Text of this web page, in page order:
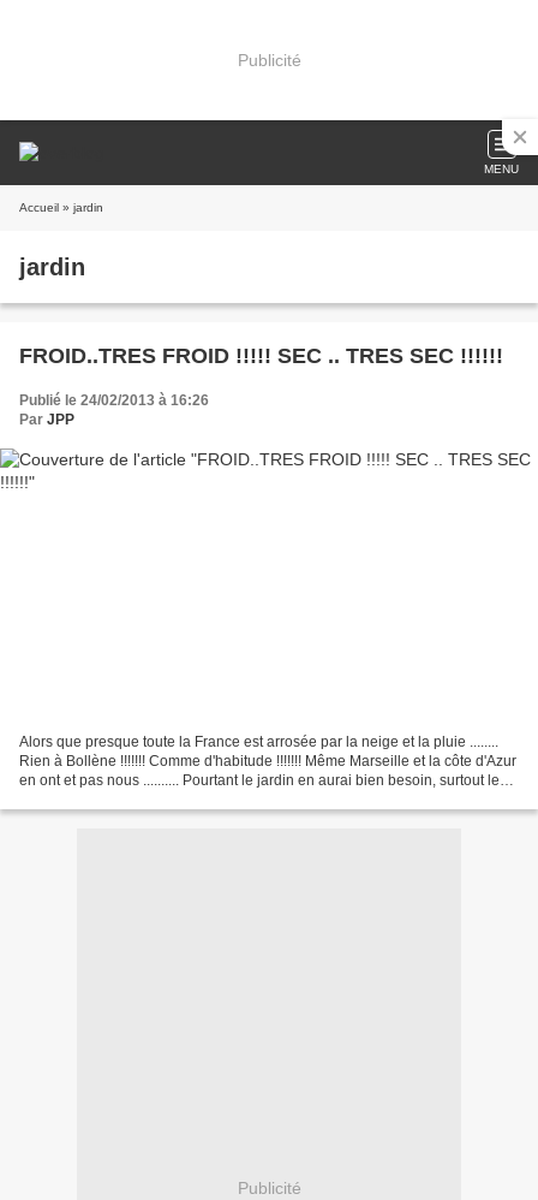
Publicité
MENU
Accueil » jardin
jardin
FROID..TRES FROID !!!!! SEC .. TRES SEC !!!!!!
Publié le 24/02/2013 à 16:26
Par JPP
Alors que presque toute la France est arrosée par la neige et la pluie ........
Rien à Bollène !!!!!!! Comme d'habitude !!!!!!! Même Marseille et la côte d'Azur
en ont et pas nous .......... Pourtant le jardin en aurai bien besoin, surtout les
Publicité